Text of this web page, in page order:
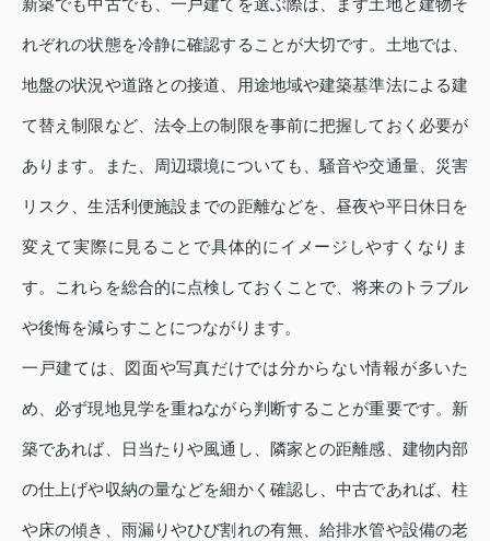
新築でも中古でも、一戸建てを選ぶ際は、まず土地と建物そ
れぞれの状態を冷静に確認することが大切です。土地では、
地盤の状況や道路との接道、用途地域や建築基準法による建
て替え制限など、法令上の制限を事前に把握しておく必要が
あります。また、周辺環境についても、騒音や交通量、災害
リスク、生活利便施設までの距離などを、昼夜や平日休日を
変えて実際に見ることで具体的にイメージしやすくなりま
す。これらを総合的に点検しておくことで、将来のトラブル
や後悔を減らすことにつながります。
一戸建ては、図面や写真だけでは分からない情報が多いた
め、必ず現地見学を重ねながら判断することが重要です。新
築であれば、日当たりや風通し、隣家との距離感、建物内部
の仕上げや収納の量などを細かく確認し、中古であれば、柱
や床の傾き、雨漏りやひび割れの有無、給排水管や設備の老